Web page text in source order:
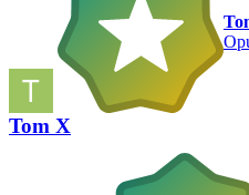
Tom X